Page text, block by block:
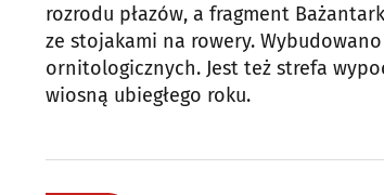
rozrodu płazów, a fragment
ze stojakami na rowery.
ornitologicznych. Jest też strefa
wiosną ubiegłego roku.